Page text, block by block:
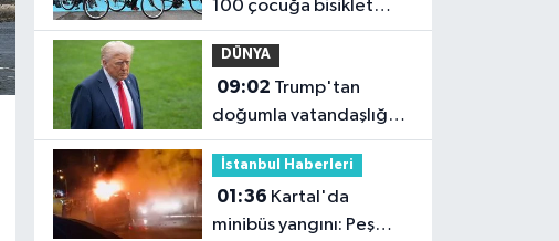
100 çocuğa bisiklet
dağıtım töreni
DÜNYA
09:02
doğumla vatandaşlığa
yeni kısıtlama kararı
İstanbul Haberleri
01:36
minibüs yangını: Peş